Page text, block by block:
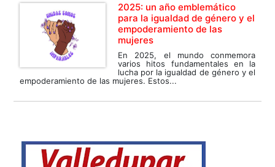
2025: un año emblemático
para la igualdad de género y el
empoderamiento de las
mujeres
En 2025, el mundo conmemora
varios hitos fundamentales en la
lucha por la igualdad de género y el
empoderamiento de las mujeres. Estos...